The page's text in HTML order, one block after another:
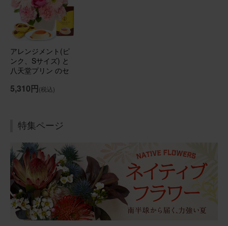
アレンジメント(ピンク)Sサイズ Happy Birthdayバルーン
付き
ブルーミーユーザーさん
素敵な！
ました。 温度差のない玄関に置いていますが、とても長持
ち！ サイズ感も良かったです。 玄関に行くたびに眺めて
います♪
アレンジメント(ピンク) Sサイズ
アレンジメント(ピ
ンク、Sサイズ) と
八天堂プリン のセ
5,310円(税込)
特集ページ